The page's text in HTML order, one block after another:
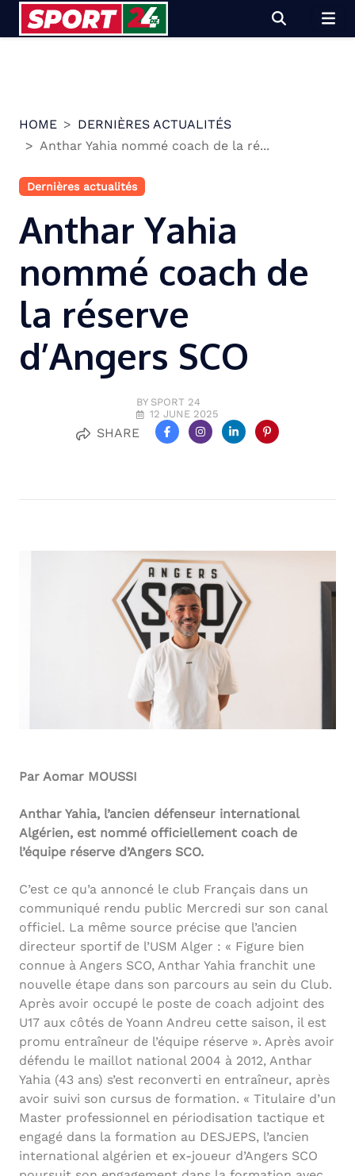
HOME
DERNIÈRES ACTUALITÉS
Anthar Yahia nommé coach de la ré...
Dernières actualités
Anthar Yahia
nommé coach de
la réserve
d’Angers SCO
BY SPORT 24
12 JUNE 2025
SHARE
Par Aomar MOUSSI
Anthar Yahia, l’ancien défenseur international
Algérien, est nommé officiellement coach de
l’équipe réserve d’Angers SCO.
C’est ce qu’a annoncé le club Français dans un
communiqué rendu public Mercredi sur son canal
officiel. La même source précise que l’ancien
directeur sportif de l’USM Alger : « Figure bien
connue à Angers SCO, Anthar Yahia franchit une
nouvelle étape dans son parcours au sein du Club.
Après avoir occupé le poste de coach adjoint des
U17 aux côtés de Yoann Andreu cette saison, il est
promu entraîneur de l’équipe réserve ». Après avoir
défendu le maillot national 2004 à 2012, Anthar
Yahia (43 ans) s’est reconverti en entraîneur, après
avoir suivi son cursus de formation. « Titulaire d’un
Master professionnel en périodisation tactique et
engagé dans la formation au DESJEPS, l’ancien
international algérien et ex-joueur d’Angers SCO